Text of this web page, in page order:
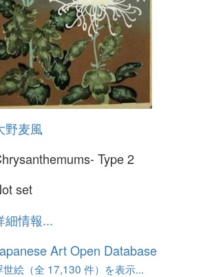
野麦風
Type 2
set
細情報...
Art Open Database
世絵（全 17,130 件）を表示...